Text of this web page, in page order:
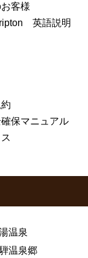
客様
英語説明
保マニュアル
温泉
温泉郷